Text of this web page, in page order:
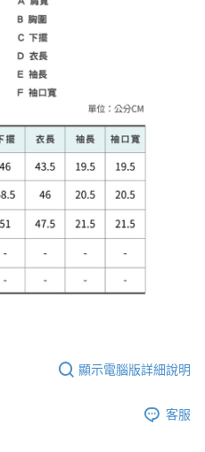
顯示電腦版詳細說明
客服